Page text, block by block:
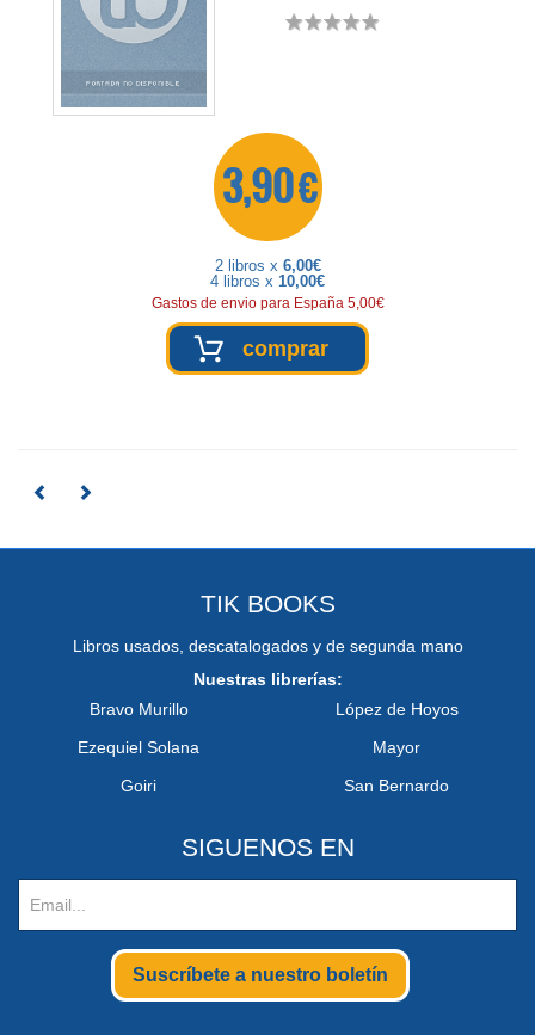
3,90 €
2 libros x 6,00€
4 libros x 10,00€
Gastos de envio para España 5,00€
comprar
TIK BOOKS
Libros usados, descatalogados y de segunda mano
Nuestras librerías:
Bravo Murillo
Ezequiel Solana
Goiri
López de Hoyos
Mayor
San Bernardo
SIGUENOS EN
Suscríbete a nuestro boletín